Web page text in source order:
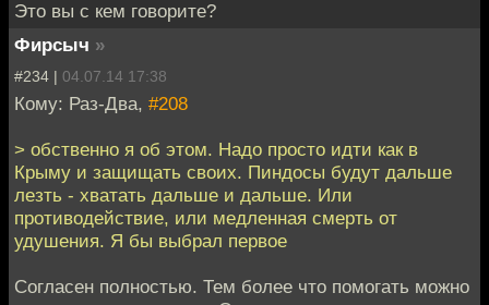
Это вы с кем говорите?
Фирсыч »
#234 | 04.07.14 17:38
Кому: Раз-Два, #208
> обственно я об этом. Надо просто идти как в
Крыму и защищать своих. Пиндосы будут дальше
лезть - хватать дальше и дальше. Или
противодействие, или медленная смерть от
удушения. Я бы выбрал первое
Согласен полностью. Тем более что помогать можно